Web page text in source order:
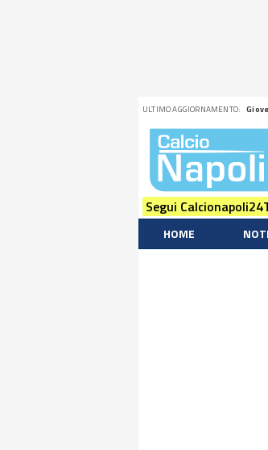
ULTIMO AGGIORNAMENTO:
Segui
HOME